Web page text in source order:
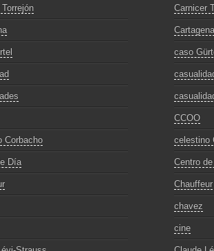
Corbacho
Día
Carnicer
Cartagena
caso
CCOO
celestino
Centro
Chauffeur
chavez
cine